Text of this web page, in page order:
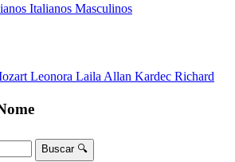
Italianos Masculinos
Leonora Laila Allan Kardec Richard
Buscar 🔍